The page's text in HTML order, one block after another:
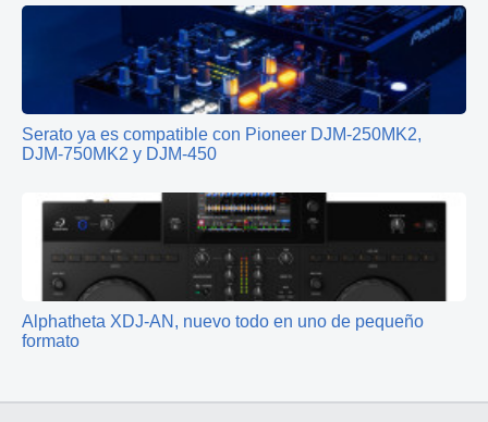
Serato ya es compatible con Pioneer DJM-250MK2,
DJM-750MK2 y DJM-450
Alphatheta XDJ-AN, nuevo todo en uno de pequeño
formato